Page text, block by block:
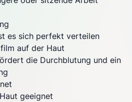
es sich perfekt verteilen
auf der Haut
die Durchblutung und ein
geeignet